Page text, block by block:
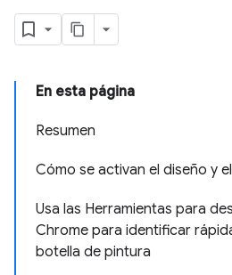
En esta página
Resumen
Cómo se activan el diseño y
Usa las Herramientas para
Chrome para identificar
botella de pintura